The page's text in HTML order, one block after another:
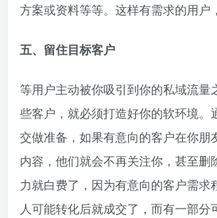
方案或资料等等。这样有需求的用户
五、留住目标客户
等用户主动被你吸引到你的私域流量
些客户，就必须打造好你的软环境。
交做准备，如果有意向的客户在你朋
内容，他们就会不再关注你，甚至删
力就白费了，因为有意向的客户需求
人可能转化后就成交了，而有一部分